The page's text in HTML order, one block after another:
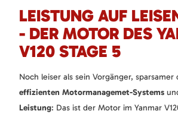
LEISTUNG AUF
- DER MOTOR DES
V120 STAGE 5
Noch leiser als sein Vorgänger, sparsamer
effizienten Motormanagemet-Systems
Leistung: Das ist der Motor im Yanmar